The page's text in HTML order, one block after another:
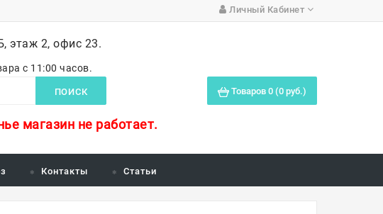
Личный Кабинет
этаж 2, офис 23.
с 11:00 часов.
ПОИСК Товаров 0 (0 руб.)
магазин не работает.
Контакты Статьи